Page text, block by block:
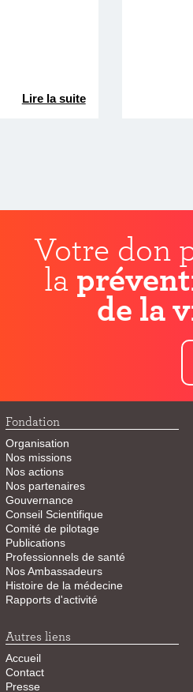
Lire la suite
Votre don
la
de la
Fondation
Organisation
Nos missions
Nos actions
Nos partenaires
Gouvernance
Conseil Scientifique
Comité de pilotage
Publications
Professionnels de santé
Nos Ambassadeurs
Histoire de la médecine
Rapports d'activité
Autres liens
Accueil
Contact
Presse